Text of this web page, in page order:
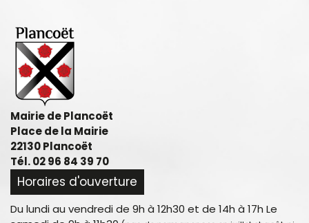
Mairie de Plancoët
Place de la Mairie
22130 Plancoët
Tél. 02 96 84 39 70
Horaires d'ouverture
Du lundi au vendredi de 9h à 12h30 et de 14h à 17h Le